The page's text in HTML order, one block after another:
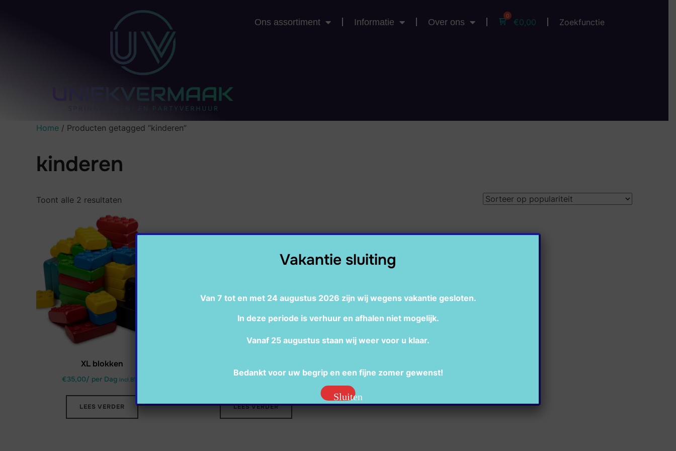
Ons assortiment Informatie Over ons €0,00 Zoekfunctie
Home / Producten getagged “kinderen”
kinderen
Toont alle 2 resultaten
XL blokken
€35,00/ per Dag incl.BTW
LEES VERDER LEES VERDER
Vakantie sluiting
Van 7 tot en met 24 augustus 2026 zijn wij wegens vakantie gesloten.
In deze periode is verhuur en afhalen niet mogelijk.
Vanaf 25 augustus staan wij weer voor u klaar.
Bedankt voor uw begrip en een fijne zomer gewenst!
Sluiten